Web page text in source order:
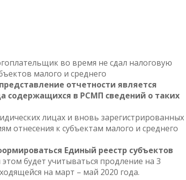
во время не сдал налоговую
малого и среднего
отчетности является
содержащихся в РСМП сведений о таких
лицах и вновь зарегистрированных
отнесения к субъектам малого и среднего
Единый реестр субъектов
этом будет учитываться продление на 3
на март – май 2020 года.